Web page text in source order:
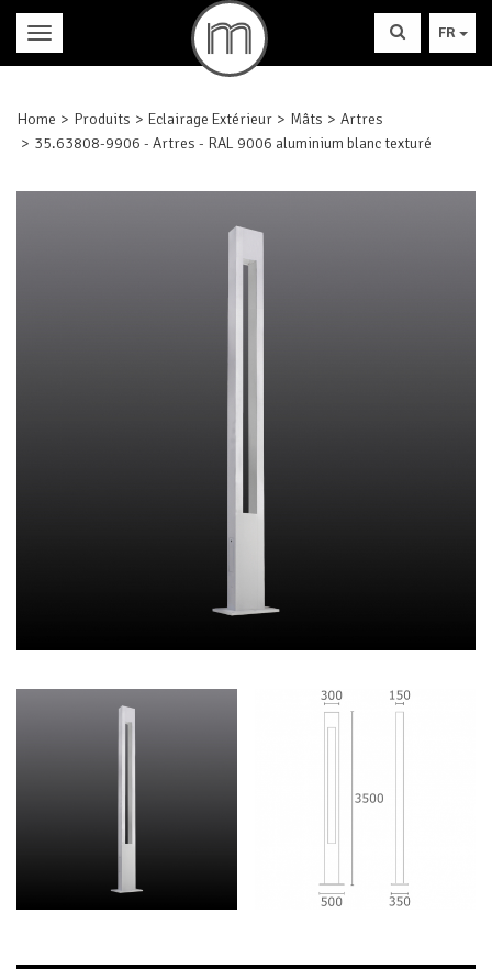
FR
Home Produits Eclairage Extérieur Mâts
Artres
35.63808-9906 - Artres - RAL 9006 aluminium blanc texturé